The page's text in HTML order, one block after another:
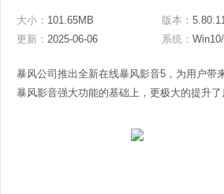
大小： 101.65MB 版本：
更新： 2025-06-06 系统：
暴风公司推出全新在线暴风影音5，为用户带
暴风影音强大功能的基础上，更极大的提升